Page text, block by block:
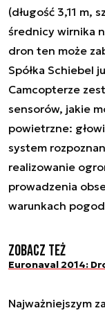
(długość 3,11 m,
średnicy wirnika
dron ten może
Spółka Schiebel
Camcopterze
sensorów, jakie
powietrzne:
system
realizowanie
prowadzenia
warunkach
Zobacz też
Euronaval 2014:
Najważniejszym